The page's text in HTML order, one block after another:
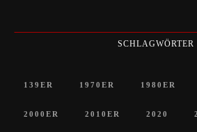
SCHLAGWÖRTER
139ER 1970ER 1980ER
2000ER 2010ER 2020